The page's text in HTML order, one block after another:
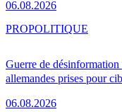
06.08.2026
Guerre de
allemandes prises pour
06.08.2026
PROPOLITIQUE